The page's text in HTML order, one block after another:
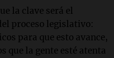
la clave será el
proceso legislativo:
para que esto avance,
que la gente esté atenta